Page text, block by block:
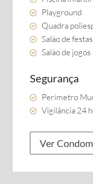
Playground
Quadra
Salão de festas
Salão de jogos
Segurança
Perímetro
Vigilância 24
Ver